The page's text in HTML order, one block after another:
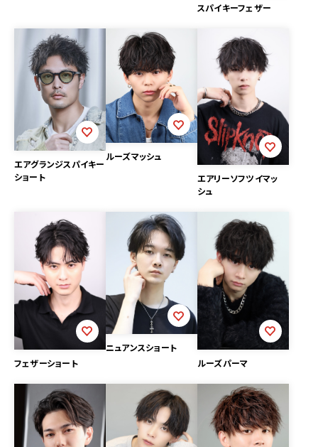
スパイキーフェザー
エアグランジスパイキー
ショート
ルーズマッシュ
エアリーソフツイマッ
シュ
フェザーショート
ニュアンスショート
ルーズパーマ